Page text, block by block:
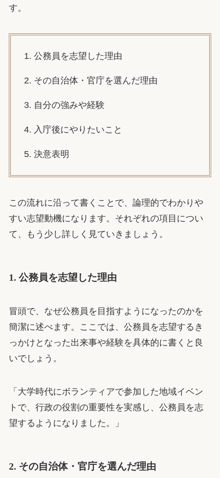
す。
1. 公務員を志望した理由
2. その自治体・官庁を選んだ理由
3. 自分の強みや経験
4. 入庁後にやりたいこと
5. 決意表明
この流れに沿って書くことで、論理的でわかりや
すい志望動機になります。それぞれの項目につい
て、もう少し詳しく見ていきましょう。
1. 公務員を志望した理由
冒頭で、なぜ公務員を目指すようになったのかを
簡潔に述べます。ここでは、公務員を志望するき
っかけとなった出来事や経験を具体的に書くと良
いでしょう。
「大学時代にボランティアで参加した地域イベン
トで、行政の役割の重要性を実感し、公務員を志
望するようになりました。」
2. その自治体・官庁を選んだ理由